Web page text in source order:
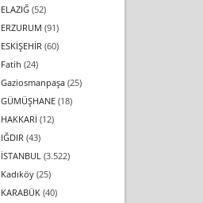
ELAZIĞ(52)
ERZURUM (91)
ESKİŞEHİR (60)
Fatih (24)
Gaziosmanpaşa(25)
GÜMÜŞHANE(18)
HAKKARİ (12)
IĞDIR (43)
İSTANBUL (3.522)
Kadıköy(25)
KARABÜK(40)